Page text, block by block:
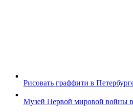
Рисовать граффити в
Музей Первой мировой войны в